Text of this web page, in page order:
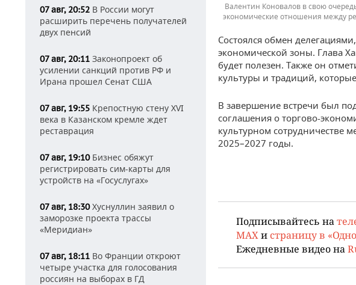
07 авг, 20:52 В России могут
расширить перечень получателей
двух пенсий
07 авг, 20:11 Законопроект об
усилении санкций против РФ и
Ирана прошел Сенат США
07 авг, 19:55 Крепостную стену XVI
века в Казанском кремле ждет
реставрация
07 авг, 19:10Бизнес обяжут
регистрировать сим-карты для
устройств на «Госуслугах»
07 авг, 18:30Хуснуллин заявил о
заморозке проекта трассы
«Меридиан»
07 авг, 18:11 Во Франции откроют
четыре участка для голосования
россиян на выборах в ГД
Валентин Коновалов в свою
экономические отношения между
Состоялся обмен
экономической зоны. Глава
будет полезен. Также он
культуры и традиций,
В завершение встречи был
соглашения о торгово-
культурном сотрудничестве
2025–2027 годы.
Подписывайтесь на
MAX и страницу в
Ежедневные видео на